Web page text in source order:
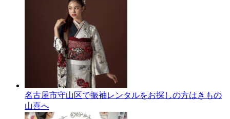
名古屋市守山区で振袖レンタルをお探しの方はきもの
山喜へ